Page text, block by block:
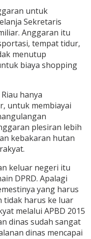
untuk
Sekretaris
Anggaran itu
tempat tidur,
menutup
biaya shopping
hanya
untuk membiayai
plesiran lebih
kebakaran hutan
keluar negeri itu
DPRD. Apalagi
yang harus
tidak harus ke luar
melalui APBD 2015
dinas sudah sangat
dinas mencapai